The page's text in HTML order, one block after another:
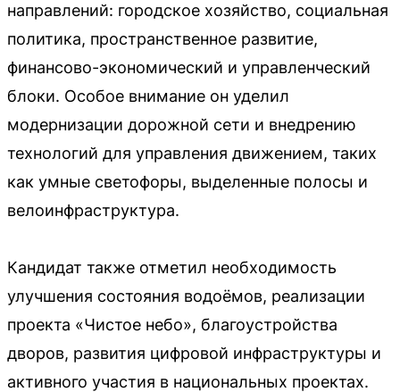
направлений: городское хозяйство, социальная
политика, пространственное развитие,
финансово-экономический и управленческий
блоки. Особое внимание он уделил
модернизации дорожной сети и внедрению
технологий для управления движением, таких
как умные светофоры, выделенные полосы и
велоинфраструктура.
Кандидат также отметил необходимость
улучшения состояния водоёмов, реализации
проекта «Чистое небо», благоустройства
дворов, развития цифровой инфраструктуры и
активного участия в национальных проектах.